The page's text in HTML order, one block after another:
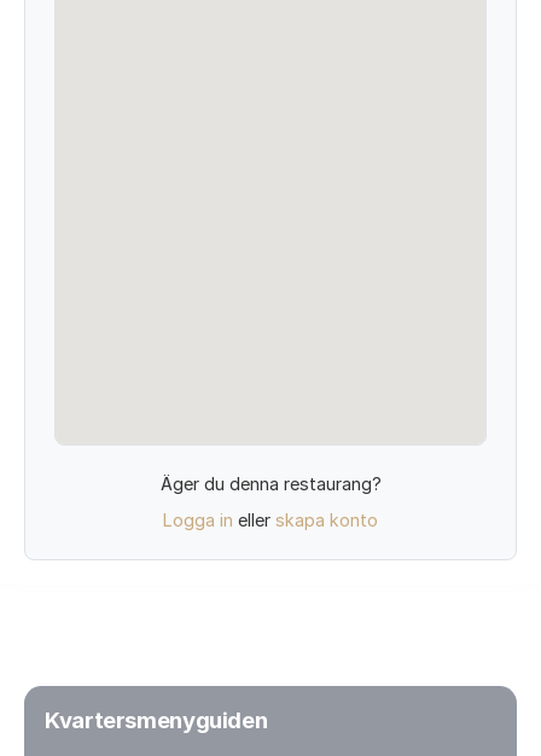
Äger du denna restaurang?
Logga in eller skapa konto
Kvartersmenyguiden